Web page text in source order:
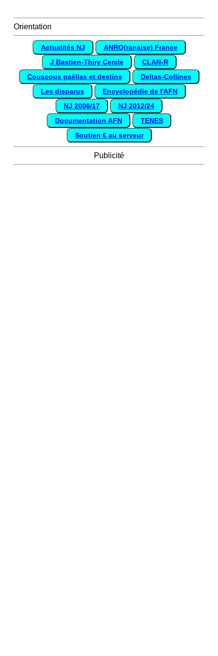
Orientation
Actualités NJ
ANRO(ranaise) France
J Bastien-Thiry Cercle
CLAN-R
Couscous paëllas et destins
Deltas-Collines
Les disparus
Encyclopédie de l'AFN
NJ 2006/17
NJ 2012/24
Documentation AFN
TENES
Soutien € au serveur
Publicité